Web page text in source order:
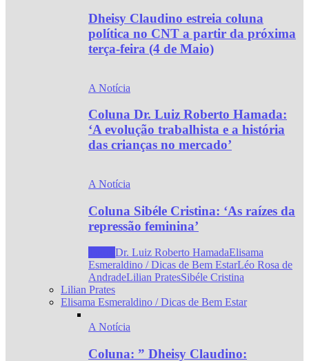
Dheisy Claudino estreia coluna
política no CNT a partir da próxima
terça-feira (4 de Maio)
A Notícia
Coluna Dr. Luiz Roberto Hamada:
‘A evolução trabalhista e a história
das crianças no mercado’
A Notícia
Coluna Sibéle Cristina: ‘As raízes da
repressão feminina’
Dr. Luiz Roberto HamadaElisama
Esmeraldino / Dicas de Bem EstarLéo Rosa de
AndradeLilian PratesSibéle Cristina
Lilian Prates
Elisama Esmeraldino / Dicas de Bem Estar
A Notícia
Coluna: ” Dheisy Claudino: